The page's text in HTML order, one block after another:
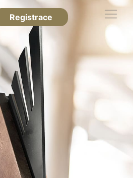
Registrace